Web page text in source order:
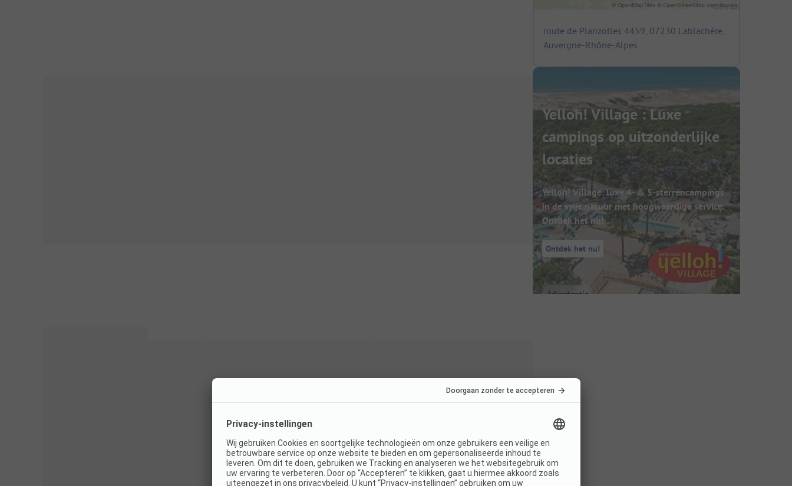
route de Planzolles 4459, 07230 Lablachère,
Auvergne-Rhône-Alpes
Yelloh! Village : Luxe
campings op uitzonderlijke
locaties
Yelloh! Village: luxe 4- & 5-sterrencampings
in de vrije natuur met hoogwaardige service.
Ontdek het nu!
Ontdek het nu!